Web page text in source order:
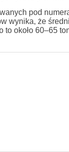
pod
wynika, że
to około 60–65